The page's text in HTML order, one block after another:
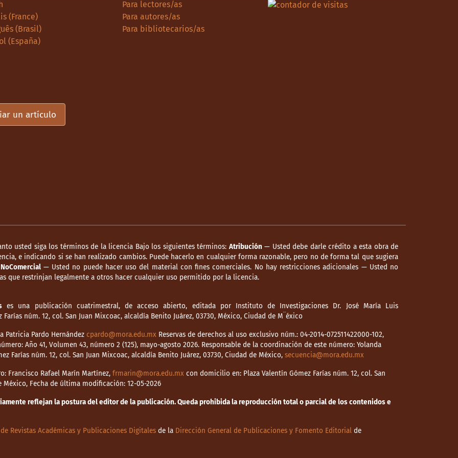
(France)
(Brasil)
(España)
Para lectores/as
Para autores/as
Para bibliotecarios/as
un artículo
usted siga los términos de la licencia Bajo los siguientes términos: Atribución — Usted debe darle crédito a esta obra de
e indicando si se han realizado cambios. Puede hacerlo en cualquier forma razonable, pero no de forma tal que sugiera
NoComercial— Usted no puede hacer uso del material con fines comerciales. No hay restricciones adicionales — Usted no
que restrinjan legalmente a otros hacer cualquier uso permitido por la licencia.
es una publicación cuatrimestral, de acceso abierto, editada por Instituto de Investigaciones Dr. José María Luis
Farías núm. 12, col. San Juan Mixcoac, alcaldía Benito Juárez, 03730, México, Ciudad de M¨éxico
Patricia Pardo Hernández cpardo@mora.edu.mx Reservas de derechos al uso exclusivo núm.: 04-2014-072511422000-102,
Año 41, Volumen 43, número 2 (125), mayo-agosto 2026. Responsable de la coordinación de este número: Yolanda
Farías núm. 12, col. San Juan Mixcoac, alcaldía Benito Juárez, 03730, Ciudad de México, secuencia@mora.edu.mx
Francisco Rafael Marín Martínez, frmarin@mora.edu.mx con domicilio en: Plaza Valentín Gómez Farías núm. 12, col. San
México, Fecha de última modificación: 12-05-2026
reflejan la postura del editor de la publicación. Queda prohibida la reproducción total o parcial de los contenidos e
Revistas Académicas y Publicaciones Digitales de la Dirección General de Publicaciones y Fomento Editorial de